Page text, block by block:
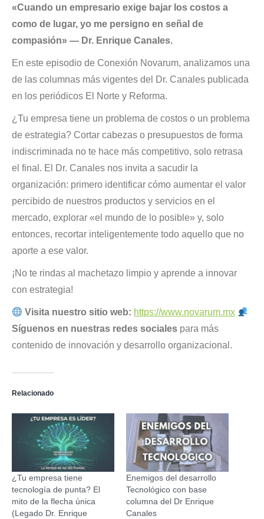
«Cuando un empresario exige bajar los costos a
como de lugar, yo me persigno en señal de
compasión» — Dr. Enrique Canales.
En este episodio de Conexión Novarum, analizamos una
de las columnas más vigentes del Dr. Canales publicada
en los periódicos El Norte y Reforma.
¿Tu empresa tiene un problema de costos o un problema
de estrategia? Cortar cabezas o presupuestos de forma
indiscriminada no te hace más competitivo, solo retrasa
el final . El Dr. Canales nos invita a sacudir la
organización: primero identificar cómo aumentar el valor
percibido de nuestros productos y servicios en el
mercado, explorar «el mundo de lo posible» y, solo
entonces, recortar inteligentemente todo aquello que no
aporte a ese valor.
¡No te rindas al machetazo limpio y aprende a innovar
con estrategia!
Visita nuestro sitio web: https://www.novarum.mx
Síguenos en nuestras redes sociales para más
contenido de innovación y desarrollo organizacional .
Relacionado
¿Tu empresa tiene
tecnología de punta? El
mito de la flecha única
(Legado Dr. Enrique
Enemigos del desarrollo
Tecnológico con base
columna del Dr Enrique
Canales